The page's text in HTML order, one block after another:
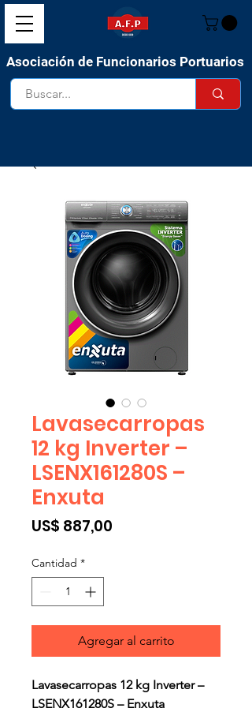
Asociación de Funcionarios Portuarios
Lavasecarropas
12 kg Inverter –
LSENX161280S –
Enxuta
US$ 887,00
Cantidad *
Agregar al carrito
Lavasecarropas 12 kg Inverter –
LSENX161280S – Enxuta